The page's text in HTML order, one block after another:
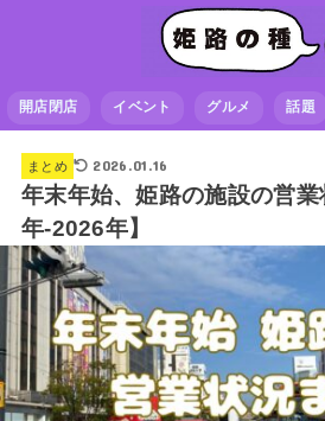
開店閉店 イベント グルメ 話題
まとめ 2026.01.16
年末年始、姫路の施設の営
年-2026年】